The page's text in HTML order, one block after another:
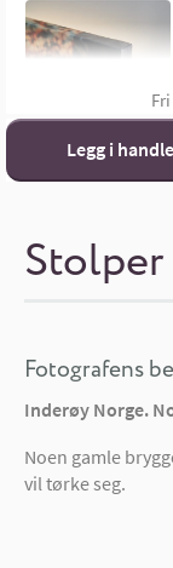
Stolper
Legg i
Fotografens
Inderøy Norge.
Noen gamle
vil tørke seg.